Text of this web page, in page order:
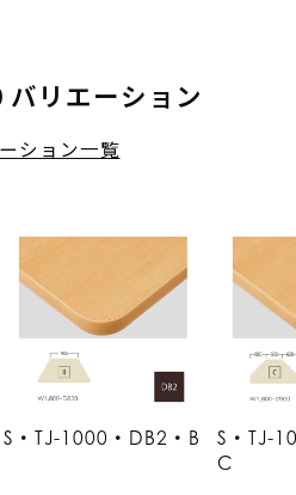
リエーション
ション一覧
S・TJ-1000・DB2・B
S・TJ-
C